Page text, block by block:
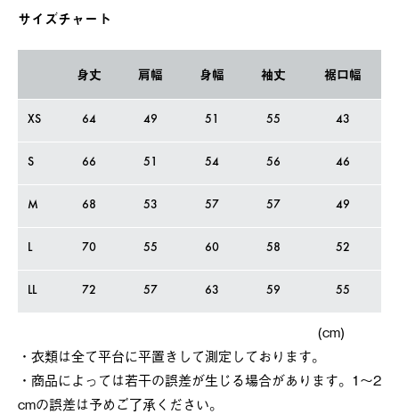
サイズチャート
身丈 肩幅 身幅 袖丈 裾口幅
XS 64 49 51 55 43
S 66 51 54 56 46
M 68 53 57 57 49
L 70 55 60 58 52
LL 72 57 63 59 55
(cm)
・衣類は全て平台に平置きして測定しております。
・商品によっては若干の誤差が⽣じる場合があります。1～2
cmの誤差は予めご了承ください。